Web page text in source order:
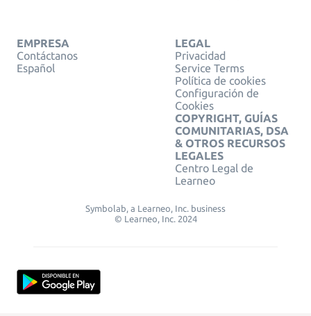
EMPRESA
Contáctanos
Español
LEGAL
Privacidad
Service Terms
Política de cookies
Configuración de
Cookies
COPYRIGHT, GUÍAS
COMUNITARIAS, DSA
& OTROS RECURSOS
LEGALES
Centro Legal de
Learneo
Symbolab, a Learneo, Inc. business
© Learneo, Inc. 2024